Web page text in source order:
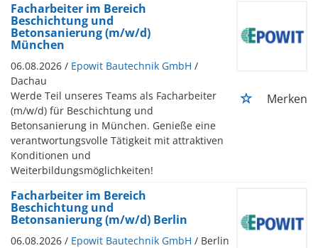
Facharbeiter im Bereich
Beschichtung und
Betonsanierung (m/w/d)
München
06.08.2026 / Epowit Bautechnik GmbH /
Dachau
Werde Teil unseres Teams als Facharbeiter
(m/w/d) für Beschichtung und
Betonsanierung in München. Genieße eine
verantwortungsvolle Tätigkeit mit attraktiven
Konditionen und
Weiterbildungsmöglichkeiten!
Merken
Facharbeiter im Bereich
Beschichtung und
Betonsanierung (m/w/d) Berlin
06.08.2026 / Epowit Bautechnik GmbH / Berlin